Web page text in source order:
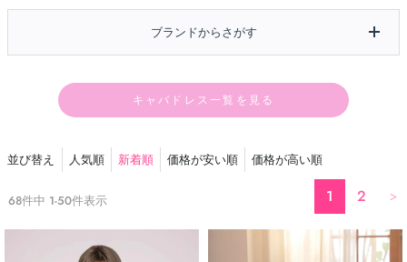
ブランドからさがす
キャバドレス一覧を見る
並び替え 人気順 新着順 価格が安い順 価格が高い順
68件中 1-50件表示 1 2